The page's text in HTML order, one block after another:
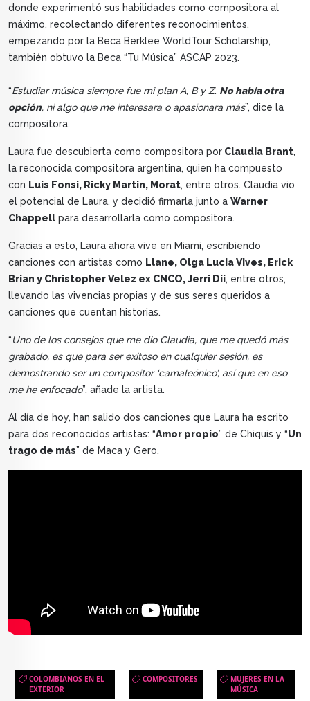
donde experimentó sus habilidades como compositora al
máximo, recolectando diferentes reconocimientos,
empezando por la Beca Berklee WorldTour Scholarship,
también obtuvo la Beca “Tu Música” ASCAP 2023.
“Estudiar música siempre fue mi plan A, B y Z. No había otra
opción, ni algo que me interesara o apasionara más”, dice la
compositora.
Laura fue descubierta como compositora por Claudia Brant,
la reconocida compositora argentina, quien ha compuesto
con Luis Fonsi, Ricky Martin, Morat, entre otros. Claudia vio
el potencial de Laura, y decidió firmarla junto a Warner
Chappell para desarrollarla como compositora.
Gracias a esto, Laura ahora vive en Miami, escribiendo
canciones con artistas como Llane, Olga Lucia Vives, Erick
Brian y Christopher Velez ex CNCO, Jerri Dii, entre otros,
llevando las vivencias propias y de sus seres queridos a
canciones que cuentan historias.
“Uno de los consejos que me dio Claudia, que me quedó más
grabado, es que para ser exitoso en cualquier sesión, es
demostrando ser un compositor ‘camaleónico’, así que en eso
me he enfocado”, añade la artista.
Al día de hoy, han salido dos canciones que Laura ha escrito
para dos reconocidos artistas: “Amor propio” de Chiquis y “Un
trago de más” de Maca y Gero.
COLOMBIANOS EN EL
EXTERIOR
COMPOSITORES
MUJERES EN LA
MÚSICA